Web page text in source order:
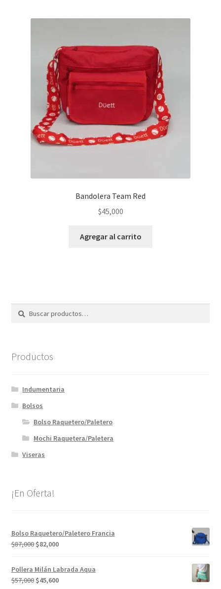
Bandolera Team Red
$45,000
Agregar al carrito
Buscar
Buscar
Productos
Indumentaria
Bolsos
Bolso Raquetero/Paletero
Mochi Raquetera/Paletera
Viseras
¡En Oferta!
Bolso Raquetero/Paletero Francia
$87,000 El
original
era:
$87,000.
$82,000El
actual
es:
Pollera Milán Labrada Aqua
$57,000 El
$45,600El